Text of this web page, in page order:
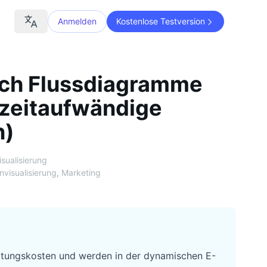
Anmelden Kostenlose Testversion
Flussdiagramme
, Marketing
und werden in der dynamischen E-